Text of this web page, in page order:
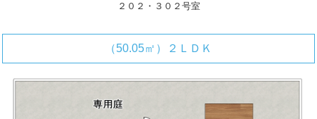
２０２・３０２号室
（50.05㎡）２ＬＤＫ